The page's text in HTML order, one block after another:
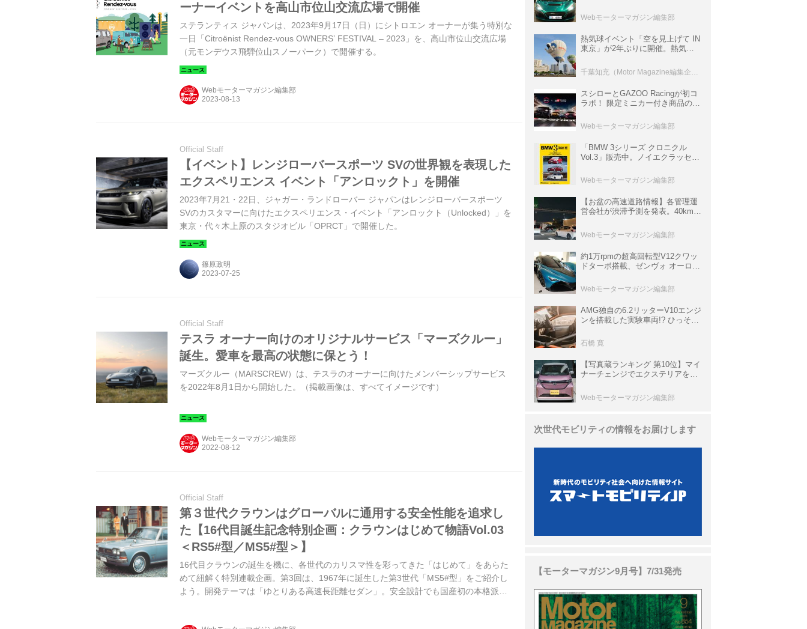
ーナーイベントを高山市位山交流広場で開催
ステランティス ジャパンは、2023年9月17日（日）にシトロエン オーナーが集う特別な
一日「Citroënist Rendez-vous OWNERS’ FESTIVAL – 2023」を、高山市位山交流広場
（元モンデウス飛騨位山スノーパーク）で開催する。
Webモーターマガジン編集部
Official Staff
【イベント】レンジローバースポーツ SVの世界観を表現した
エクスペリエンス イベント「アンロックト」を開催
2023年7月21・22日、ジャガー・ランドローバー ジャパンはレンジローバースポーツ
SVのカスタマーに向けたエクスペリエンス・イベント「アンロックト（Unlocked）」を
東京・代々木上原のスタジオビル「OPRCT」で開催した。
篠原政明
Official Staff
テスラ オーナー向けのオリジナルサービス「マーズクルー」
誕生。愛車を最高の状態に保とう！
マーズクルー（MARSCREW）は、テスラのオーナーに向けたメンバーシップサービス
を2022年8月1日から開始した。（掲載画像は、すべてイメージです）
Webモーターマガジン編集部
Official Staff
第３世代クラウンはグローバルに通用する安全性能を追求し
た【16代目誕生記念特別企画：クラウンはじめて物語Vol.03
＜RS5#型／MS5#型＞】
16代目クラウンの誕生を機に、各世代のカリスマ性を彩ってきた「はじめて」をあらた
めて紐解く特別連載企画。第3回は、1967年に誕生した第3世代「MS5#型」をご紹介し
よう。開発テーマは「ゆとりある高速長距離セダン」。安全設計でも国産初の本格派へ
ロニクル・完全版／115】
Webモーターマガジン編集部
熱気球イベント「空を見上げて IN
東京」が2年ぶりに開催。熱気球
室などのコンテンツも
スシローとGAZOO Racingが初コ
ラボ！ 限定ミニカー付き商品の
ト体験があたる抽選企画などを展
開
Webモーターマガジン編集部
「BMW 3シリーズ クロニクル
Vol.3」販売中。ノイエクラッセか
ムック
Webモーターマガジン編集部
【お盆の高速道路情報】各管理運
営会社が渋滞予測を発表。40km以
数ある
Webモーターマガジン編集部
約1万rpmの超高回転型V12クワッ
ドターボ搭載、ゼンヴォ オーロラ
イパーカー【スーパーカークロニ
クル・完全版／116】
Webモーターマガジン編集部
AMG独自の6.2リッターV10エンジ
ンを搭載した実験車両!? ひっそり
P900 プロトタイプ」とは
石橋 寛
【写真蔵ランキング 第10位】マイ
ナーチェンジでエクステリアを刷
クラ」
Webモーターマガジン編集部
次世代モビリティの情報をお届けします
【モーターマガジン9月号】7/31発売